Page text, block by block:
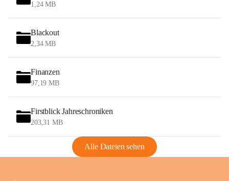
1,24 MB
Blackout
2,34 MB
Finanzen
97,19 MB
Firstblick Jahreschroniken
203,31 MB
Alle Dateien sehen